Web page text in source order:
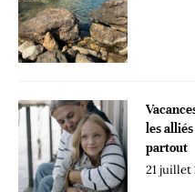
les
partout
21 juillet